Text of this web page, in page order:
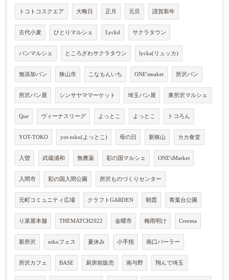
トコトコスクエア 大晦日 正月 元旦 謹賀新年
古代小麦 ひとりマルシェ Lyckd サクラタウン
パンマルシェ ところざわサクラタウン lycka(リュッカ)
無添加パン 狭山市 こなもんいち ONE'smaket 所沢パン
所沢パン屋 シンサヤママーケット 埼玉パン屋 東所沢マルシェ
Que ヴィーナスリーグ よっとこ よっとこ トコろん
YOT-TOKO yot-toko(よっとこ) 母の日 新狭山 カカ食堂
入曽 武蔵浦和 無農薬 彩の国マルシェ ONE'sMarket
入間市 彩の国入間公園 所沢ものづくりセンター
元町コミュニティ広場 クラフトGARDEN 朝霞 青葉台公園
り菜屋本舗 THEMATCH2022 金曜市 梅雨明け Creema
新所沢 nikoフェス 夏休み 小手指 南口パーラー
所沢カフェ BASE 厨房前販売 南与野 翔んで埼玉